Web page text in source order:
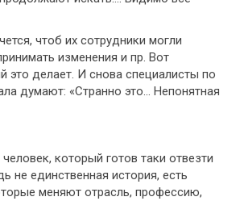
чтоб их сотрудники могли
изменения и пр. Вот
это делает. И снова специалисты по
думают: «Странно это… Непонятная
который готов таки отвезти
не единственная история, есть
меняют отрасль, профессию,